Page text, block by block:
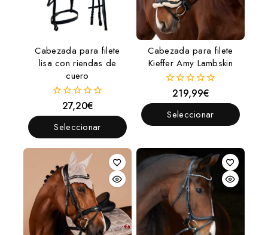
Cabezada para filete
lisa con riendas de
cuero
fuera
de
5
27,20€
Seleccionar
Cabezada para filete
Kieffer Amy Lambskin
fuera
de
5
219,99€
Seleccionar